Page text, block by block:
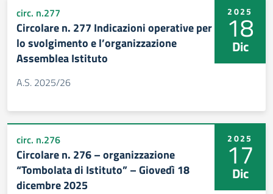
2025
18
Dic
circ. n.277
Circolare n. 277 Indicazioni operative per
lo svolgimento e l’organizzazione
Assemblea Istituto
A.S. 2025/26
2025
17
Dic
circ. n.276
Circolare n. 276 – organizzazione
“Tombolata di Istituto” – Giovedì 18
dicembre 2025